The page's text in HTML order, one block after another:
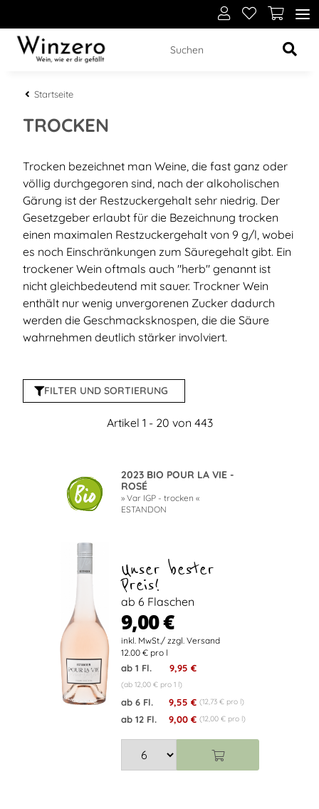
Startseite
TROCKEN
Trocken bezeichnet man Weine, die fast ganz oder
völlig durchgegoren sind, nach der alkoholischen
Gärung ist der Restzuckergehalt sehr niedrig. Der
Gesetzgeber erlaubt für die Bezeichnung trocken
einen maximalen Restzuckergehalt von 9 g/l, wobei
es noch Einschränkungen zum Säuregehalt gibt. Ein
trockener Wein oftmals auch "herb" genannt ist
nicht gleichbedeutend mit sauer. Trockner Wein
enthält nur wenig unvergorenen Zucker dadurch
werden die Geschmacksknospen, die die Säure
wahrnehmen deutlich stärker involviert.
FILTER UND SORTIERUNG
Artikel 1 - 20 von 443
2023 BIO POUR LA VIE -
ROSÉ
» Var IGP - trocken «
ESTANDON
Unser bester
Preis!
ab 6 Flaschen
9,00 €
12.00 € pro l
ab 1 Fl. 9,95 €
(ab 12,00 € pro 1 l)
ab 6 Fl. 9,55 € (12,73 € pro l)
ab 12 Fl. 9,00 € (12,00 € pro l)